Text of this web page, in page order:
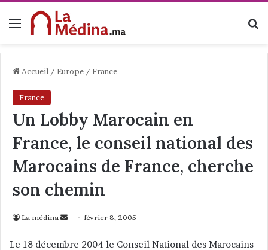
Menu
Accueil / Europe / France
France
Un Lobby Marocain en
France, le conseil national des
Marocains de France, cherche
son chemin
La médina
v
février 8, 2005
Le 18 décembre 2004 le Conseil National des Marocains